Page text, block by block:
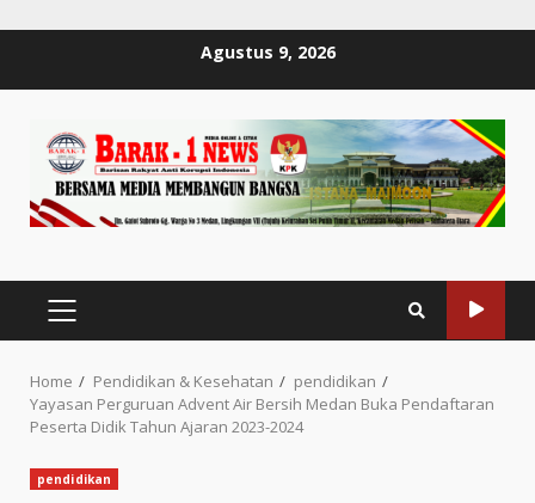
Agustus 9, 2026
PRIMARY
MENU
Home Pendidikan & Kesehatan
pendidikan
Yayasan Perguruan Advent Air Bersih Medan Buka Pendaftaran
Peserta Didik Tahun Ajaran 2023-2024
pendidikan